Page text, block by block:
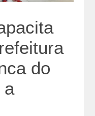
do
a